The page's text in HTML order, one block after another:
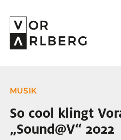
PROJEKTE
MUSIK
So cool klingt
„Sound@V“ 2022